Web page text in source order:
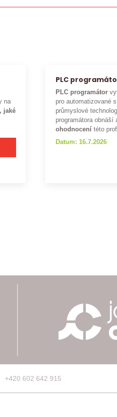
na
jaké
PLC
PLC programátor
pro automatizované
průmyslové
programátora obnáší
ohodnocení této
Datum: 16.7.2026
+420 602 642 915